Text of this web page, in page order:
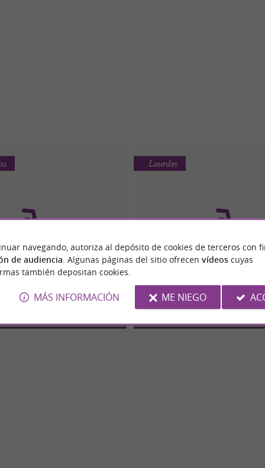
AQUATIQUE LAU-FOLIE'S
Lourdes
navegando, autoriza al depósito de cookies de terceros con
de audiencia . Algunas páginas del sitio ofrecen vídeoscuyas
también depositan cookies.
MÁS INFORMACIÓN ME NIEGO